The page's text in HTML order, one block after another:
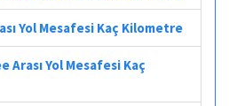
Yol Mesafesi Kaç Kilometre
Arası Yol Mesafesi Kaç